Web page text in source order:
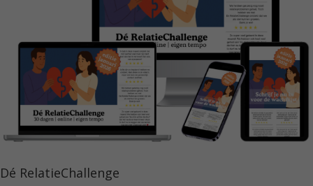
Dé RelatieChallenge